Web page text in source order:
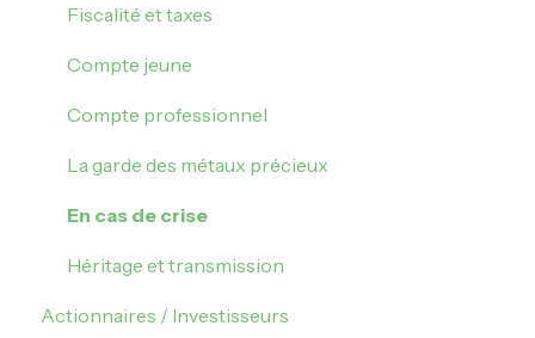
Mes plus ou moins values
Mettre à jour mon compte
Fermeture de mon compte
Fiscalité et taxes
Compte jeune
Compte professionnel
La garde des métaux précieux
En cas de crise
Héritage et transmission
Actionnaires / Investisseurs